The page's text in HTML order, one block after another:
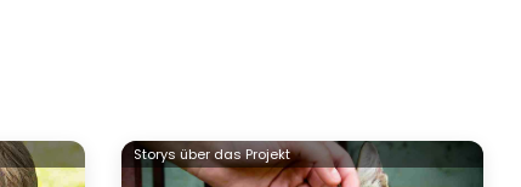
Storys über das Projekt